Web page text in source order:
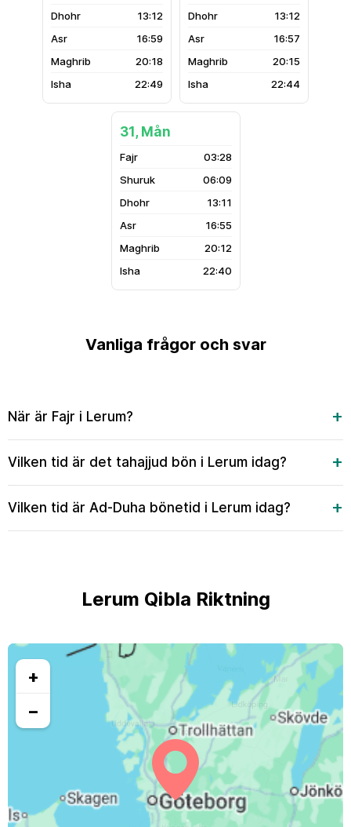
13:12
16:59
20:18
22:49
13:12
16:57
20:15
22:44
31, Mån
03:28
06:09
13:11
16:55
20:12
22:40
Vanliga frågor och svar
När är Fajr i Lerum?
Vilken tid är det tahajjud bön i Lerum idag?
Vilken tid är Ad-Duha bönetid i Lerum idag?
Lerum Qibla Riktning
+
−